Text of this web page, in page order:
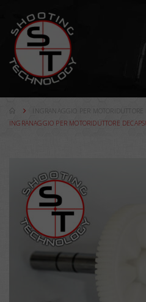
INGRANAGGIO PER
INGRANAGGIO PER MOTORIDUTTORE